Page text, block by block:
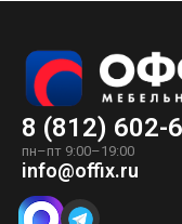
8 (812) 602-
пн–пт 9:00–19:00
info@offix.ru